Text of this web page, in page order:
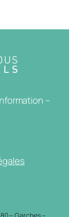
–
– Garches –